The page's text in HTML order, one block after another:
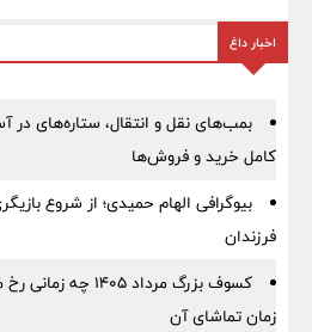
اخبار داغ
بمب‌های نقل و انتقال، ستاره‌های در
کامل خرید و فروش‌ها
بیوگرافی الهام حمیدی؛ از شروع
فرزندان
کسوف بزرگ مرداد
زمان تماشای آن